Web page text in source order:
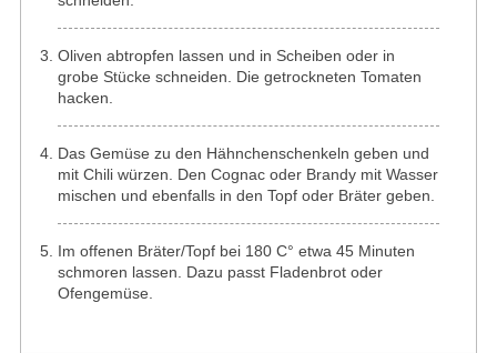
Oliven abtropfen lassen und in Scheiben oder in
grobe Stücke schneiden. Die getrockneten Tomaten
hacken.
Das Gemüse zu den Hähnchenschenkeln geben und
mit Chili würzen. Den Cognac oder Brandy mit Wasser
mischen und ebenfalls in den Topf oder Bräter geben.
Im offenen Bräter/Topf bei 180 C° etwa 45 Minuten
schmoren lassen. Dazu passt Fladenbrot oder
Ofengemüse.